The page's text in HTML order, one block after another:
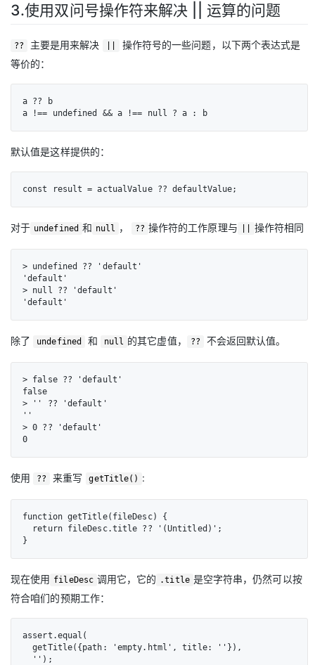
3.使用双问号操作符来解决 || 运算的问题
?? 主要是用来解决
操作符号的一些问题，以下两个表达式是
等价的：
a ?? b
a !== undefined && a !== null ? a : b
默认值是这样提供的：
const result = actualValue ?? defaultValue;
对于 undefined 和 null ， ?? 操作符的工作原理与 操作符相同
> undefined ?? 'default'
'default'
> null ?? 'default'
'default'
除了 undefined 和 null 的其它虚值， ?? 不会返回默认值。
> false ?? 'default'
false
> '' ?? 'default'
''
> 0 ?? 'default'
0
使用 ?? 来重写 getTitle() :
function getTitle(fileDesc) {
return fileDesc.title ?? '(Untitled)';
}
现在使用 fileDesc 调用它，它的 .title 是空字符串，仍然可以按
符合咱们的预期工作：
assert.equal(
getTitle({path: 'empty.html', title: ''}),
'');